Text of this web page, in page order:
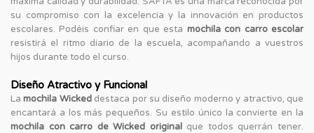
su compromiso con la excelencia y la innovación en productos
escolares. Podéis confiar en que esta mochila con carro escolar
resistirá el ritmo diario de la escuela, acompañando a vuestros
hijos durante todo el curso.
Diseño Atractivo y Funcional
Lamochila Wickeddestaca por su diseño moderno y atractivo, que
encantará a los más pequeños. Su estilo único la convierte en la
mochila con carro de Wicked originalque todos querrán tener.